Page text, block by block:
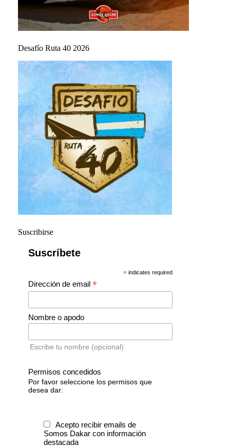
Desafío Ruta 40 2026
Suscribirse
Suscríbete
* indicates required
Dirección de email *
Nombre o apodo
Escribe tu nombre (opcional)
Permisos concedidos
Por favor seleccione los permisos que
desea dar:
Acepto recibir emails de
Somos Dakar con información
destacada